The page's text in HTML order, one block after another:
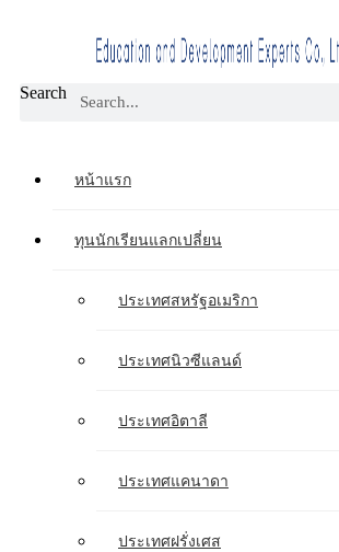
Search
หน้าแรก
ทุนนักเรียนแลกเปลี่ยน
ประเทศสหรัฐอเมริกา
ประเทศนิวซีแลนด์
ประเทศอิตาลี
ประเทศแคนาดา
ประเทศฝรั่งเศส